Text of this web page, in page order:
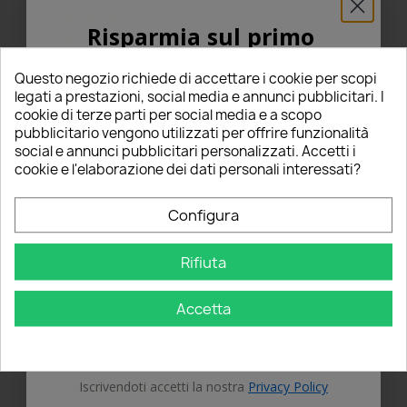
starstar_borderstar_borderstar_border (0)
edit Scrivi una recensione
5
Grade starstarstar starstar
Questo negozio richiede di accettare i cookie per scopi
legati a prestazioni, social media e annunci pubblicitari. I
cookie di terze parti per social media e a scopo
pubblicitario vengono utilizzati per offrire funzionalità
social e annunci pubblicitari personalizzati. Accetti i
cookie e l'elaborazione dei dati personali interessati?
Configura
Rifiuta
Accetta
Risparmia sul primo
5% PER TE!
Inserisci la tua email qui sotto per ricevere il
5% DI SCONTOsul tuo primo ordine!
Nome
OTTIENI IL 5%
Iscrivendoti accetti la nostra Privacy Policy